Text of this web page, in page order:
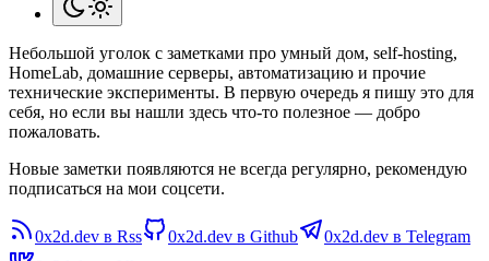
Небольшой уголок с заметками про умный дом, self-hosting,
HomeLab, домашние серверы, автоматизацию и прочие
технические эксперименты. В первую очередь я пишу это для
себя, но если вы нашли здесь что-то полезное — добро
пожаловать.
Новые заметки появляются не всегда регулярно, рекомендую
подписаться на мои соцсети.
0x2d.dev в Rss 0x2d.dev в Github
0x2d.dev в Telegram